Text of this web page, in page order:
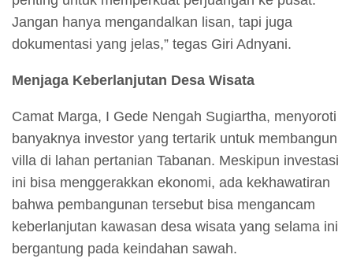
Jangan hanya mengandalkan lisan, tapi juga
dokumentasi yang jelas,” tegas Giri Adnyani.
Menjaga Keberlanjutan Desa Wisata
Camat Marga, I Gede Nengah Sugiartha, menyoroti
banyaknya investor yang tertarik untuk membangun
villa di lahan pertanian Tabanan. Meskipun investasi
ini bisa menggerakkan ekonomi, ada kekhawatiran
bahwa pembangunan tersebut bisa mengancam
keberlanjutan kawasan desa wisata yang selama ini
bergantung pada keindahan sawah.